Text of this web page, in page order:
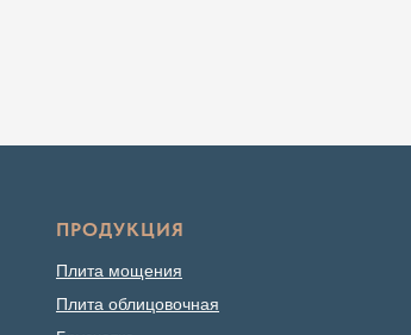
ПРОДУКЦИЯ
Плита мощения
Плита облицовочная